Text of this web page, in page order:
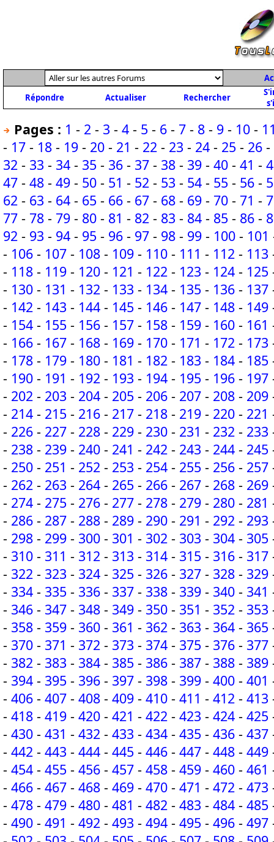
Répondre
Actualiser Rechercher
Pages : 1 - 2 - 3 - 4 - 5 - 6 - 7 - 8 - 9 - 10 -
- 17 - 18 - 19 - 20 - 21 - 22 - 23 - 24 - 25 - 26 -
32 - 33 - 34 - 35 - 36 - 37 - 38 - 39 - 40 - 41 -
47 - 48 - 49 - 50 - 51 - 52 - 53 - 54 - 55 - 56 -
62 - 63 - 64 - 65 - 66 - 67 - 68 - 69 - 70 - 71 -
77 - 78 - 79 - 80 - 81 - 82 - 83 - 84 - 85 - 86 -
92 - 93 - 94 - 95 - 96 - 97 - 98 - 99 - 100 - 101
- 106 - 107 - 108 - 109 - 110 - 111 - 112 - 113
- 118 - 119 - 120 - 121 - 122 - 123 - 124 - 125
- 130 - 131 - 132 - 133 - 134 - 135 - 136 - 137
- 142 - 143 - 144 - 145 - 146 - 147 - 148 - 149
- 154 - 155 - 156 - 157 - 158 - 159 - 160 - 161
- 166 - 167 - 168 - 169 - 170 - 171 - 172 - 173
- 178 - 179 - 180 - 181 - 182 - 183 - 184 - 185
- 190 - 191 - 192 - 193 - 194 - 195 - 196 - 197
- 202 - 203 - 204 - 205 - 206 - 207 - 208 - 209
- 214 - 215 - 216 - 217 - 218 - 219 - 220 - 221
- 226 - 227 - 228 - 229 - 230 - 231 - 232 - 233
- 238 - 239 - 240 - 241 - 242 - 243 - 244 - 245
- 250 - 251 - 252 - 253 - 254 - 255 - 256 - 257
- 262 - 263 - 264 - 265 - 266 - 267 - 268 - 269
- 274 - 275 - 276 - 277 - 278 - 279 - 280 - 281
- 286 - 287 - 288 - 289 - 290 - 291 - 292 - 293
- 298 - 299 - 300 - 301 - 302 - 303 - 304 - 305
- 310 - 311 - 312 - 313 - 314 - 315 - 316 - 317
- 322 - 323 - 324 - 325 - 326 - 327 - 328 - 329
- 334 - 335 - 336 - 337 - 338 - 339 - 340 - 341
- 346 - 347 - 348 - 349 - 350 - 351 - 352 - 353
- 358 - 359 - 360 - 361 - 362 - 363 - 364 - 365
- 370 - 371 - 372 - 373 - 374 - 375 - 376 - 377
- 382 - 383 - 384 - 385 - 386 - 387 - 388 - 389
- 394 - 395 - 396 - 397 - 398 - 399 - 400 - 401
- 406 - 407 - 408 - 409 - 410 - 411 - 412 - 413
- 418 - 419 - 420 - 421 - 422 - 423 - 424 - 425
- 430 - 431 - 432 - 433 - 434 - 435 - 436 - 437
- 442 - 443 - 444 - 445 - 446 - 447 - 448 - 449
- 454 - 455 - 456 - 457 - 458 - 459 - 460 - 461
- 466 - 467 - 468 - 469 - 470 - 471 - 472 - 473
- 478 - 479 - 480 - 481 - 482 - 483 - 484 - 485
- 490 - 491 - 492 - 493 - 494 - 495 - 496 - 497